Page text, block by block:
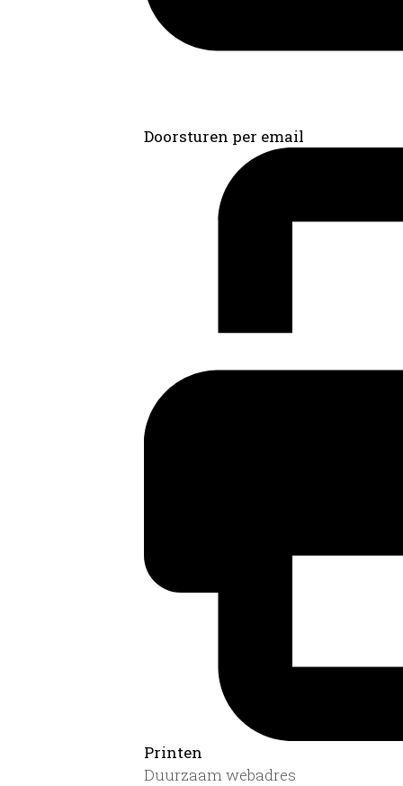
Doorsturen per email
Printen
Duurzaam webadres